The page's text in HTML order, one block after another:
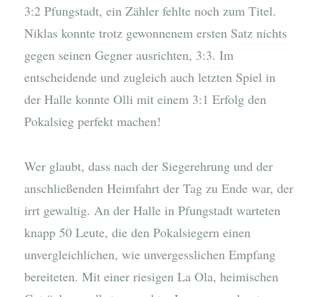
3:2 Pfungstadt, ein Zähler fehlte noch zum Titel.
Niklas konnte trotz gewonnenem ersten Satz nichts
gegen seinen Gegner ausrichten, 3:3. Im
entscheidende und zugleich auch letzten Spiel in
der Halle konnte Olli mit einem 3:1 Erfolg den
Pokalsieg perfekt machen!
Wer glaubt, dass nach der Siegerehrung und der
anschließenden Heimfahrt der Tag zu Ende war, der
irrt gewaltig. An der Halle in Pfungstadt warteten
knapp 50 Leute, die den Pokalsiegern einen
unvergleichlichen, wie unvergesslichen Empfang
bereiteten. Mit einer riesigen La Ola, heimischen